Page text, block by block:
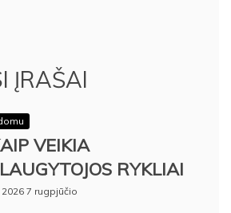
ĮRAŠAI
VEIKIA
RYKLIAI
2026 7 rugpjūčio